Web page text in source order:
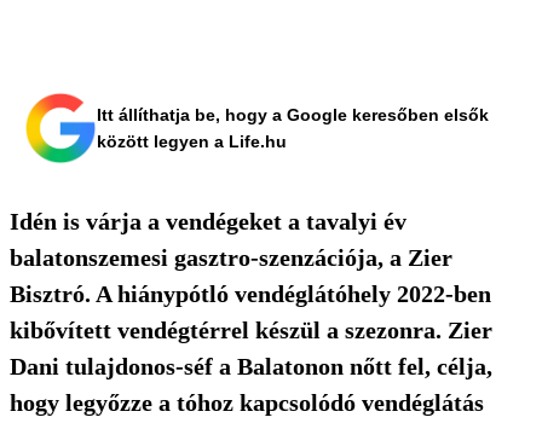
Itt állíthatja be, hogy a Google keresőben elsők
között legyen a Life.hu
Idén is várja a vendégeket a tavalyi év
balatonszemesi gasztro-szenzációja, a Zier
Bisztró. A hiánypótló vendéglátóhely 2022-ben
kibővített vendégtérrel készül a szezonra. Zier
Dani tulajdonos-séf a Balatonon nőtt fel, célja,
hogy legyőzze a tóhoz kapcsolódó vendéglátás